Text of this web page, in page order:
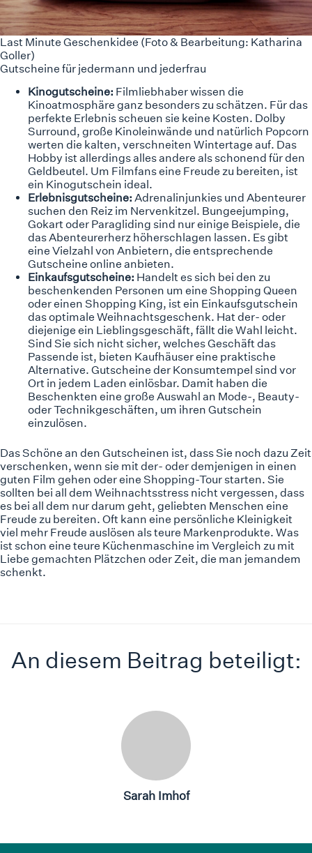
Last Minute Geschenkidee (Foto & Bearbeitung: Katharina
Goller)
Gutscheine für jedermann und jederfrau
Kinogutscheine: Filmliebhaber wissen die
Kinoatmosphäre ganz besonders zu schätzen. Für das
perfekte Erlebnis scheuen sie keine Kosten. Dolby
Surround, große Kinoleinwände und natürlich Popcorn
werten die kalten, verschneiten Wintertage auf. Das
Hobby ist allerdings alles andere als schonend für den
Geldbeutel. Um Filmfans eine Freude zu bereiten, ist
ein Kinogutschein ideal.
Erlebnisgutscheine: Adrenalinjunkies und Abenteurer
suchen den Reiz im Nervenkitzel. Bungeejumping,
Gokart oder Paragliding sind nur einige Beispiele, die
das Abenteurerherz höherschlagen lassen. Es gibt
eine Vielzahl von Anbietern, die entsprechende
Gutscheine online anbieten.
Einkaufsgutscheine: Handelt es sich bei den zu
beschenkenden Personen um eine Shopping Queen
oder einen Shopping King, ist ein Einkaufsgutschein
das optimale Weihnachtsgeschenk. Hat der- oder
diejenige ein Lieblingsgeschäft, fällt die Wahl leicht.
Sind Sie sich nicht sicher, welches Geschäft das
Passende ist, bieten Kaufhäuser eine praktische
Alternative. Gutscheine der Konsumtempel sind vor
Ort in jedem Laden einlösbar. Damit haben die
Beschenkten eine große Auswahl an Mode-, Beauty-
oder Technikgeschäften, um ihren Gutschein
einzulösen.
Das Schöne an den Gutscheinen ist, dass Sie noch dazu Zeit
verschenken, wenn sie mit der- oder demjenigen in einen
guten Film gehen oder eine Shopping-Tour starten. Sie
sollten bei all dem Weihnachtsstress nicht vergessen, dass
es bei all dem nur darum geht, geliebten Menschen eine
Freude zu bereiten. Oft kann eine persönliche Kleinigkeit
viel mehr Freude auslösen als teure Markenprodukte. Was
ist schon eine teure Küchenmaschine im Vergleich zu mit
Liebe gemachten Plätzchen oder Zeit, die man jemandem
schenkt.
An diesem Beitrag beteiligt:
Sarah Imhof